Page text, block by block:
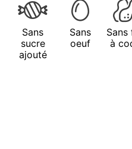
Sans
sucre
ajouté
Sans
oeuf
Sans
à